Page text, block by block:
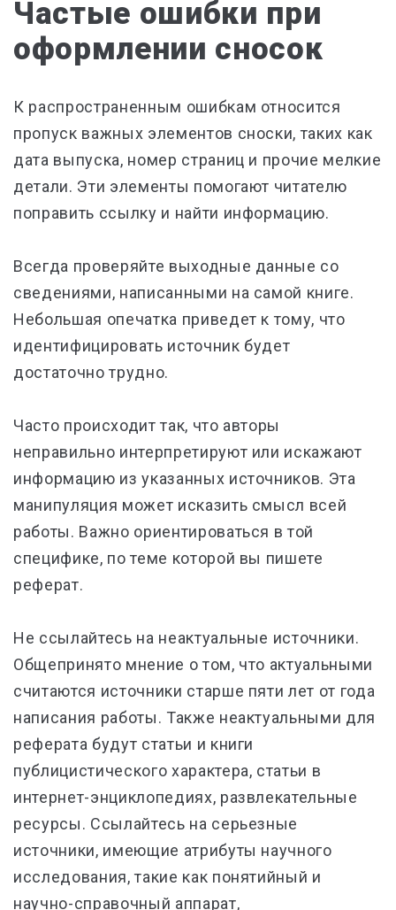
Частые ошибки при
оформлении сносок
К распространенным ошибкам относится
пропуск важных элементов сноски, таких как
дата выпуска, номер страниц и прочие мелкие
детали. Эти элементы помогают читателю
поправить ссылку и найти информацию.
Всегда проверяйте выходные данные со
сведениями, написанными на самой книге.
Небольшая опечатка приведет к тому, что
идентифицировать источник будет
достаточно трудно.
Часто происходит так, что авторы
неправильно интерпретируют или искажают
информацию из указанных источников. Эта
манипуляция может исказить смысл всей
работы. Важно ориентироваться в той
специфике, по теме которой вы пишете
реферат.
Не ссылайтесь на неактуальные источники.
Общепринято мнение о том, что актуальными
считаются источники старше пяти лет от года
написания работы. Также неактуальными для
реферата будут статьи и книги
публицистического характера, статьи в
интернет-энциклопедиях, развлекательные
ресурсы. Ссылайтесь на серьезные
источники, имеющие атрибуты научного
исследования, такие как понятийный и
научно-справочный аппарат,